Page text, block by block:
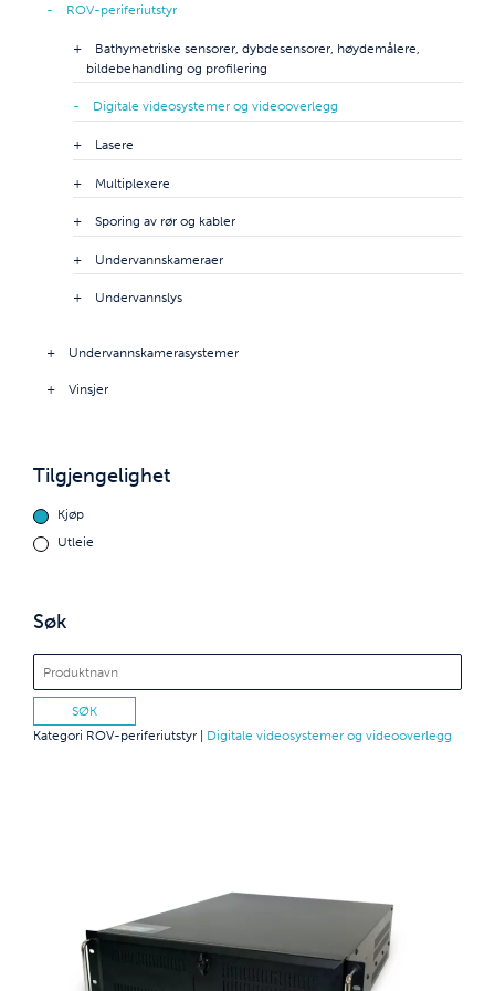
ROV-periferiutstyr
Bathymetriske sensorer, dybdesensorer, høydemålere,
bildebehandling og profilering
Digitale videosystemer og videooverlegg
Lasere
Multiplexere
Sporing av rør og kabler
Undervannskameraer
Undervannslys
Undervannskamerasystemer
Vinsjer
Tilgjengelighet
Kjøp
Utleie
Søk
Kategori ROV-periferiutstyr Digitale videosystemer og videooverlegg